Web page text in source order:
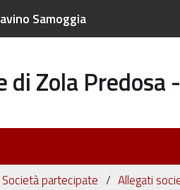
Samoggia
di Zola
Società partecipate Allegati